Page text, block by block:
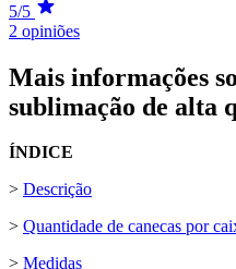
5/5
2 opiniões
Mais informações
sublimação de alta
ÍNDICE
> Descrição
> Quantidade de canecas por
> Medidas